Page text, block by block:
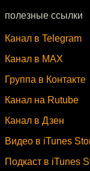
полезные ссылки
Канал в Telegram
Канал в MAX
Группа в Контакте
Канал на Rutube
Канал в Дзен
Видео в iTunes
Подкаст в iTunes